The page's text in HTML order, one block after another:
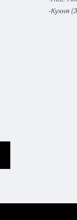
-Кухня